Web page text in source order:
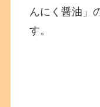
んにく醤油」
す。